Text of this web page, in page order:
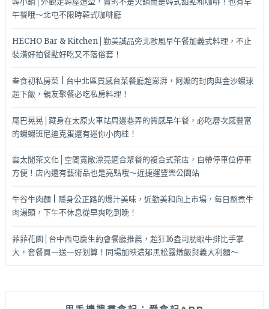
午餐哦～北屯不限時韓式咖啡廳
HECHO Bar & Kitchen│勤美誠品旁北歐風早午餐加義式料理，不止
裝潢好拍餐點好吃又不落俗套！
叁食初私房菜 | 台中北區質感台菜餐廳超澎湃，阿嬤的封肉與金沙蝦球
超下飯，親友聚餐必吃私房料理！
尾巴晃晃│藏身在太原火車站周邊巷弄的質感早午餐，必吃層次感豐富
的蝦蝦班尼迪克蛋還有迷你小肉桂！
雲太閒茶文化│空間寬敞漂亮適合聚餐的複合式茶店，自帶停車位停車
方便！店內還有藝術品也是亮點哦～近捷運豐樂公園站
牛谷牛肉麵 | 隱身公正路的爆汁美味，近勤美和向上市場，每日熬煮牛
肉湯頭，下午不休息從早爽吃到晚！
菲菲花園│台中西屯慶生約會餐廳推薦，超狂16盎司肋眼牛排比手掌
大，套餐買一送一好划算！同場加映濃郁黑松露燉飯與義大利麵～